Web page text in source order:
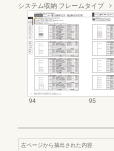
システム収納 フレームタイプ
94 95
左ページから抽出された内容